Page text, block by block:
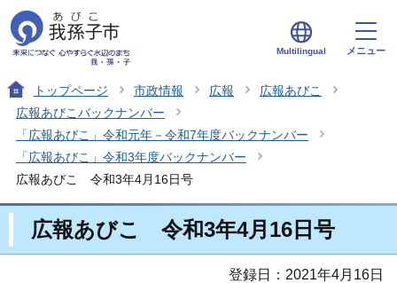
Multilingual メニュー
トップページ 市政情報 広報
広報あびこ
広報あびこバックナンバー
「広報あびこ」令和元年－令和7年度バックナンバー
「広報あびこ」令和3年度バックナンバー
広報あびこ 令和3年4月16日号
広報あびこ 令和3年4月16日号
登録日：2021年4月16日